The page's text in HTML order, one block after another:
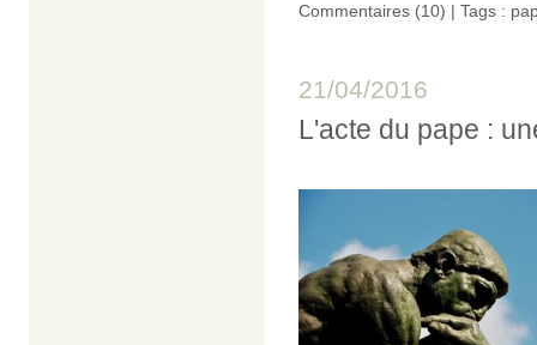
Commentaires (10) | Tags :
21/04/2016
L'acte du pape :